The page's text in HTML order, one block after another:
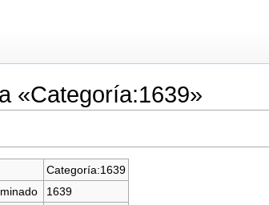
«Categoría:1639»
Categoría:1639
1639